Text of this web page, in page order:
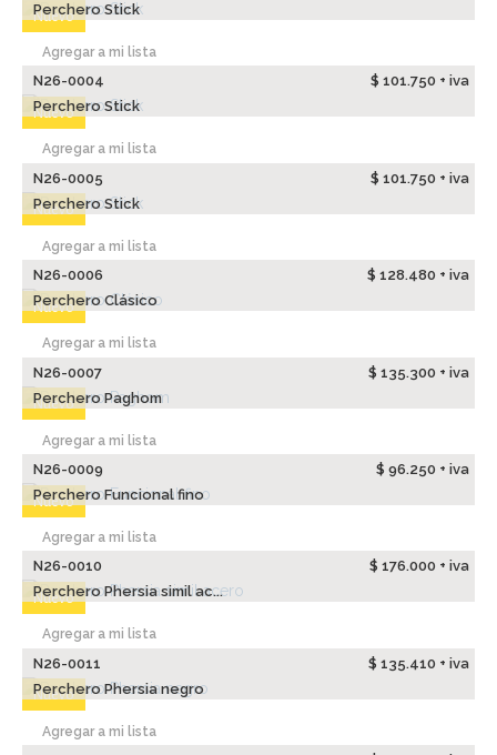
Nuevo
Perchero Stick
Agregar a mi lista
Nuevo
N26-0004
$ 101.750 + iva
Perchero Stick
Agregar a mi lista
Nuevo
N26-0005
$ 101.750 + iva
Perchero Stick
Agregar a mi lista
Nuevo
N26-0006
$ 128.480 + iva
Perchero Clásico
Agregar a mi lista
Nuevo
N26-0007
$ 135.300 + iva
Perchero Paghom
Agregar a mi lista
Nuevo
N26-0009
$ 96.250 + iva
Perchero Funcional fino
Agregar a mi lista
Nuevo
N26-0010
$ 176.000 + iva
Perchero Phersia simil ac...
Agregar a mi lista
Nuevo
N26-0011
$ 135.410 + iva
Perchero Phersia negro
Agregar a mi lista